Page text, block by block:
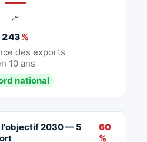
📈
243%
des exports
10 ans
national
l'objectif 2030 — 5
60
%